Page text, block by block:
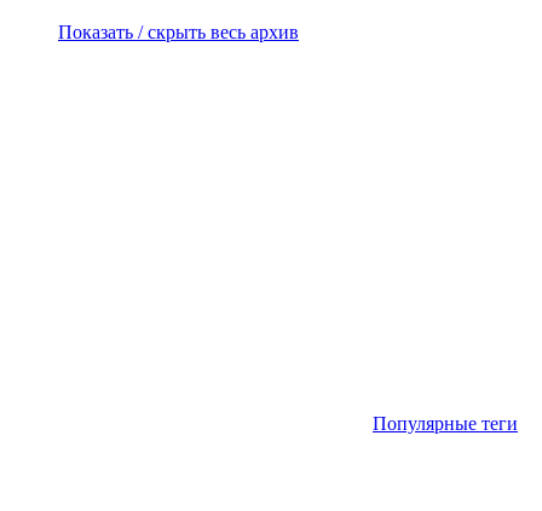
Показать / скрыть весь архив
Популярные теги